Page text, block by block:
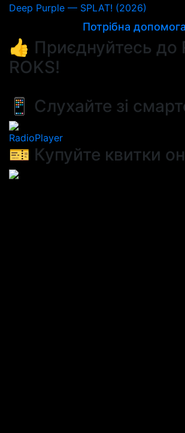
Deep Purple — SPLAT! (2026)
Потрібна допомога
👍 Приєднуйтесь до
ROKS!
📱 Слухайте зі
RadioPlayer
🎫 Купуйте квитки